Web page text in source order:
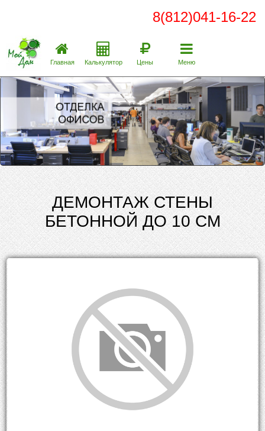
8(812)041-16-22
Главная Калькулятор Цены Меню
ДЕМОНТАЖ СТЕНЫ
БЕТОННОЙ ДО 10 СМ